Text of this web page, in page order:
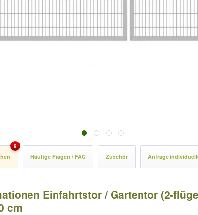
9
Häufige Fragen / FAQ Zubehör Anfrage
Einfahrtstor / Gartentor (2-
cm